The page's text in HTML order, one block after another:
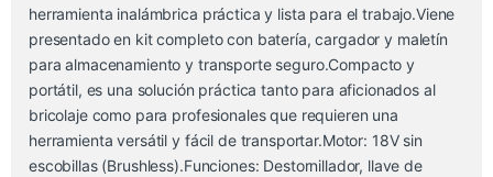
herramienta inalámbrica práctica y lista para el trabajo.Viene
presentado en kit completo con batería, cargador y maletín
para almacenamiento y transporte seguro.Compacto y
portátil, es una solución práctica tanto para aficionados al
bricolaje como para profesionales que requieren una
herramienta versátil y fácil de transportar.Motor: 18V sin
escobillas (Brushless).Funciones: Destornillador, llave de